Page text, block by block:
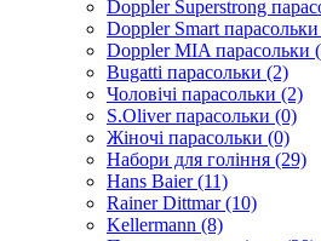
Doppler Superstrong
Doppler Smart
Doppler MIA парасольки
Bugatti парасольки (2)
Чоловічі парасольки (2)
S.Oliver парасольки (0)
Жіночі парасольки (0)
Набори для гоління (29)
Hans Baier (11)
Rainer Dittmar (10)
Kellermann (8)